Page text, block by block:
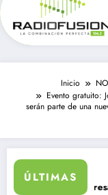
Inicio
Evento gratuito:
serán parte de una
ÚLTIMAS
migrantes ingresan a